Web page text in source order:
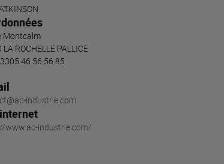
les
des
et
Suivi environnemental
Comité d'Information et de
suivi du projet
Cartographie des métiers
Montcalm
ROCHELLE PALLICE
46 56 56 85
industrie.com
www.ac-industrie.com/